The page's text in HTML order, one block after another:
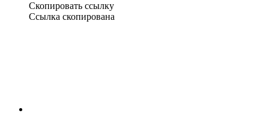
Скопировать ссылку
Ссылка скопирована